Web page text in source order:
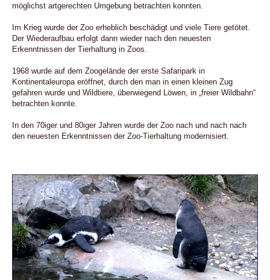
möglichst artgerechten Umgebung betrachten konnten.
Im Krieg wurde der Zoo erheblich beschädigt und viele Tiere getötet.
Der Wiederaufbau erfolgt dann wieder nach den neuesten
Erkenntnissen der Tierhaltung in Zoos.
1968 wurde auf dem Zoogelände der erste Safaripark in
Kontinentaleuropa eröffnet, durch den man in einen kleinen Zug
gefahren wurde und Wildtiere, überwiegend Löwen, in „freier Wildbahn“
betrachten konnte.
In den 70iger und 80iger Jahren wurde der Zoo nach und nach nach
den neuesten Erkenntnissen der Zoo-Tierhaltung modernisiert.